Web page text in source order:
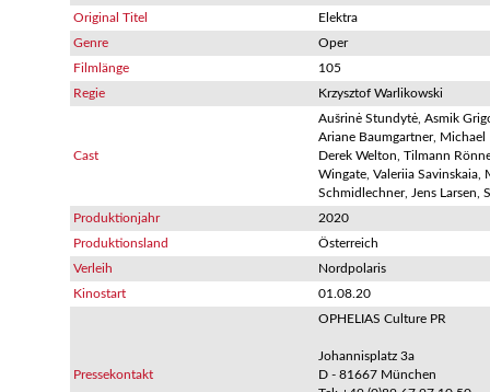
Original Titel
Elektra
Genre
Oper
Filmlänge
105
Regie
Krzysztof Warlikowski
Cast
Aušrinė Stundytė, Asmik
Ariane Baumgartner, Michael
Derek Welton, Tilmann
Wingate, Valeriia Savinskaia,
Schmidlechner, Jens Larsen,
Produktionjahr
2020
Produktionsland
Österreich
Verleih
Nordpolaris
Kinostart
01.08.20
Pressekontakt
OPHELIAS Culture PR
Johannisplatz 3a
D - 81667 München